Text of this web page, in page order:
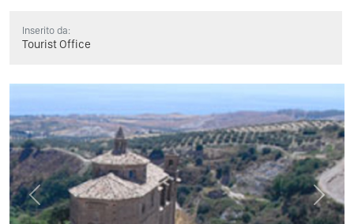
Inserito da:
Tourist Office
Previous Next